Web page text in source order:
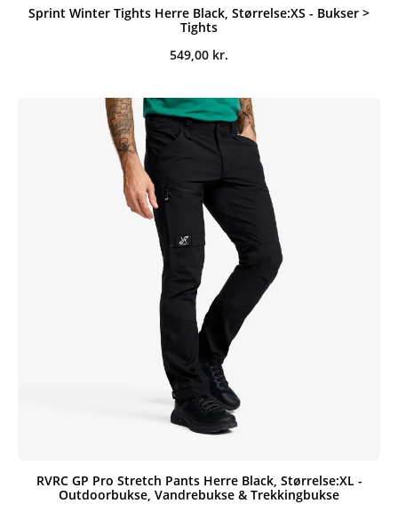
Sprint Winter Tights Herre Black, Størrelse:XS - Bukser >
Tights
549,00 kr.
RVRC GP Pro Stretch Pants Herre Black, Størrelse:XL -
Outdoorbukse, Vandrebukse & Trekkingbukse